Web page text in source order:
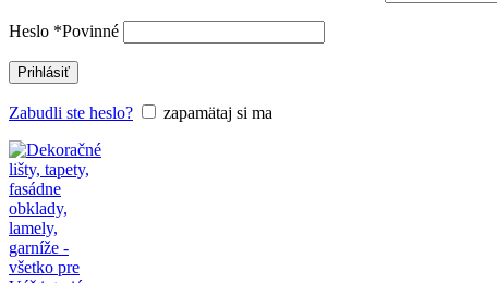
Heslo *Povinné
Prihlásiť
Zabudli ste heslo? zapamätaj si ma